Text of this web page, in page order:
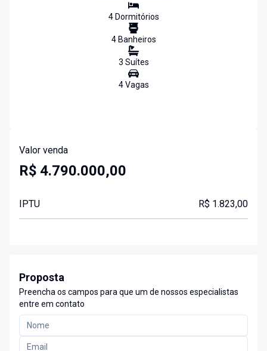
4Dormitórios
4Banheiros
3 Suítes
4Vagas
Valor venda
R$ 4.790.000,00
IPTU R$ 1.823,00
Proposta
Preencha os campos para que um de nossos especialistas
entre em contato